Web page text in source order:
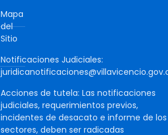
Mapa
del
Sitio
Notificaciones Judiciales:
Acciones de tutela: Las notificaciones
judiciales, requerimientos previos,
incidentes de desacato e informe de los
sectores, deben ser radicadas